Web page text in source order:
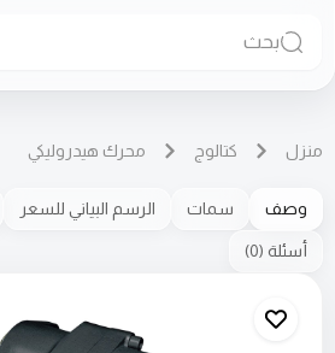
بحث
منزل كتالوج محرك هيدروليكي
وصف سمات الرسم البياني للسعر
أسئلة (
0
)